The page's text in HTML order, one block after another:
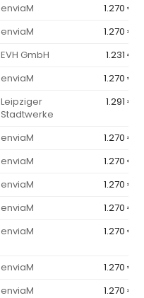
enviaM
1.270 €
enviaM
1.270 €
EVH GmbH
1.231 €
enviaM
1.270 €
Leipziger
Stadtwerke
1.291 €
enviaM
1.270 €
enviaM
1.270 €
enviaM
1.270 €
enviaM
1.270 €
enviaM 1.270 €
enviaM
1.270 €
enviaM
1.270 €